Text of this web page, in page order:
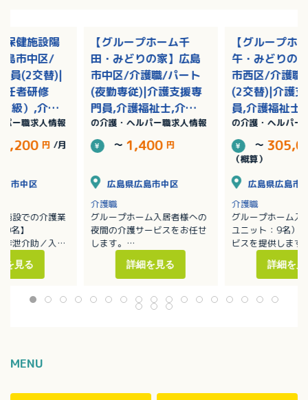
【グループホーム千
田・みどりの家】広島
市中区/介護職/パート
(夜勤専従)|介護支援専
門員,介護福祉士,介護
職員初任者研修（ヘル
パー2級）,介護職員実
務者研修（ヘルパー1
級）
の介護・ヘルパー職求人情報
～ 1,400 円
広島県広島市中区
介護職
グループホーム入居者様への
夜間の介護サービスをお任せ
します。
・移動や移乗、食事、入浴、
排泄等の介助
・見守り
・介護記録作成（iPad操作）
※定員：2ユニット18名（1
詳細を見る
【グループホ
午・みどりの
市西区/介護職
(2交替)|介護支
員,介護福祉士,
員初任者研修
ー2級）,介護
者研修（ヘル
級）/賞与あり
の介護・ヘルパー
～
（概算）
広島県広島市
介護職
グループホーム入
ユニット：9名）
ビスを提供します
・移動や移乗、食
排泄等の介助／見
・ホーム内レクレ
催
詳細を見
保健施設陽
島市中区/
員(2交替)|
任者研修
2級）,介護
研修（ヘル
賞与あり
ー職求人情報
円 /月
市中区
設での介護業
名】
泄介助／入浴
ョンの支援
助
の衛生管理
を見る
MENU